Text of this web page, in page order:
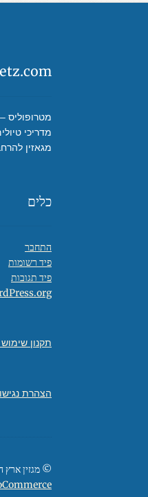
מטרופוליס
מדריכי
מגאזין
כלים
התחבר
פיד רשומות
פיד תגובות
תקנון
הצהרת
© מגזין ארץ